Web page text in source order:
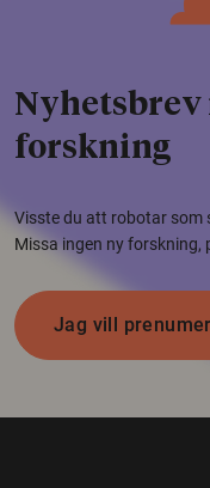
Nyhetsbrev
forskning
Visste du att robotar som
Missa ingen ny forskning,
Jag vill